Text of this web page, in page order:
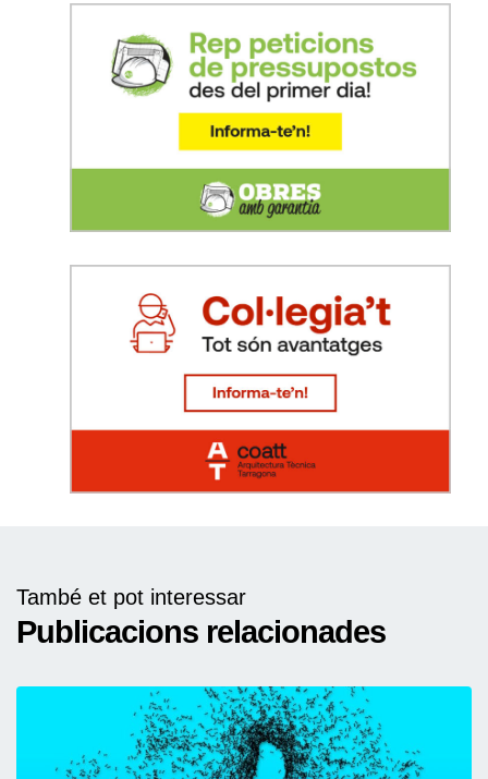
També et pot interessar
Publicacions relacionades